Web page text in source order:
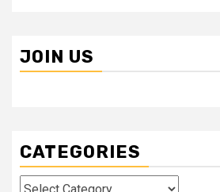
JOIN US
CATEGORIES
Categories